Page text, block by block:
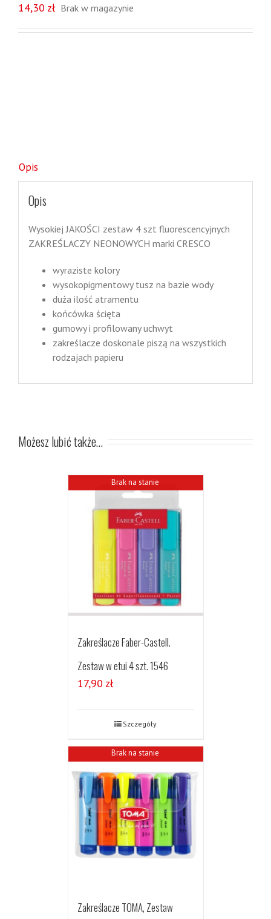
14,30 zł Brak w magazynie
Opis
Opis
Wysokiej JAKOŚCI zestaw 4 szt fluorescencyjnych
ZAKREŚLACZY NEONOWYCH marki CRESCO
wyraziste kolory
wysokopigmentowy tusz na bazie wody
duża ilość atramentu
końcówka ścięta
gumowy i profilowany uchwyt
zakreślacze doskonale piszą na wszystkich
rodzajach papieru
Możesz lubić także…
Brak na stanie
Zakreślacze Faber-Castell.
Zestaw w etui 4 szt. 1546
17,90 zł
Szczegóły
Brak na stanie
Zakreślacze TOMA, Zestaw